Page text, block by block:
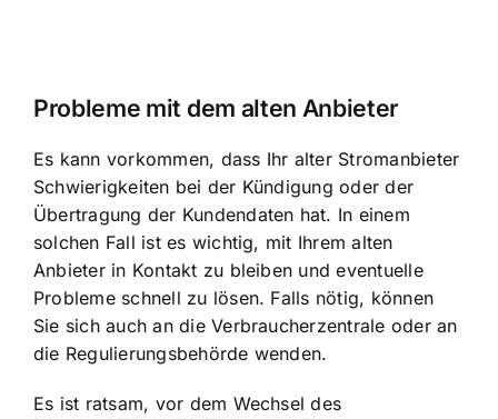
Probleme mit dem alten Anbieter
Es kann vorkommen, dass Ihr alter Stromanbieter
Schwierigkeiten bei der Kündigung oder der
Übertragung der Kundendaten hat. In einem
solchen Fall ist es wichtig, mit Ihrem alten
Anbieter in Kontakt zu bleiben und eventuelle
Probleme schnell zu lösen. Falls nötig, können
Sie sich auch an die Verbraucherzentrale oder an
die Regulierungsbehörde wenden.
Es ist ratsam, vor dem Wechsel des